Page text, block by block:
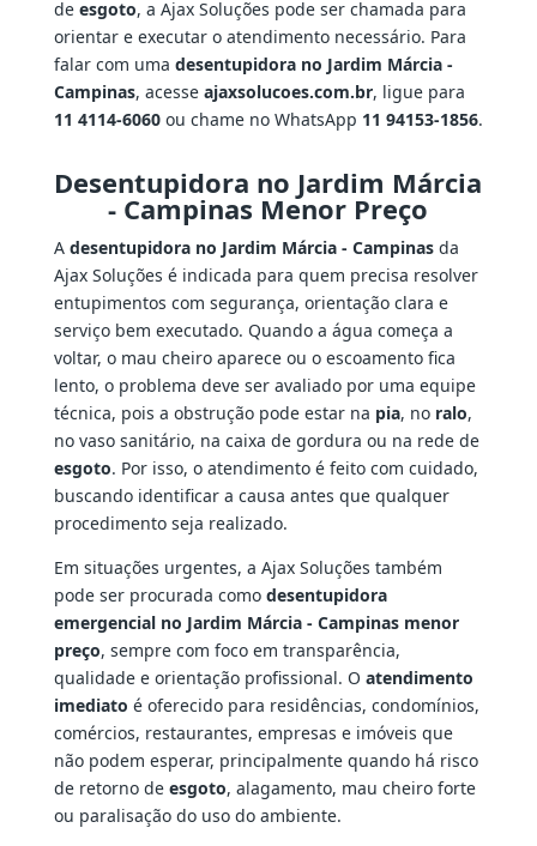
de esgoto, a Ajax Soluções pode ser chamada para
orientar e executar o atendimento necessário. Para
falar com uma desentupidora no Jardim Márcia -
Campinas, acesse ajaxsolucoes.com.br, ligue para
11 4114-6060ou chame no WhatsApp 11 94153-1856.
Desentupidora no Jardim Márcia
- Campinas Menor Preço
A desentupidora no Jardim Márcia - Campinasda
Ajax Soluções é indicada para quem precisa resolver
entupimentos com segurança, orientação clara e
serviço bem executado. Quando a água começa a
voltar, o mau cheiro aparece ou o escoamento fica
lento, o problema deve ser avaliado por uma equipe
técnica, pois a obstrução pode estar na pia, no ralo,
no vaso sanitário, na caixa de gordura ou na rede de
esgoto. Por isso, o atendimento é feito com cuidado,
buscando identificar a causa antes que qualquer
procedimento seja realizado.
Em situações urgentes, a Ajax Soluções também
pode ser procurada como desentupidora
emergencial no Jardim Márcia - Campinas menor
preço, sempre com foco em transparência,
qualidade e orientação profissional. O atendimento
imediato é oferecido para residências, condomínios,
comércios, restaurantes, empresas e imóveis que
não podem esperar, principalmente quando há risco
de retorno de esgoto, alagamento, mau cheiro forte
ou paralisação do uso do ambiente.